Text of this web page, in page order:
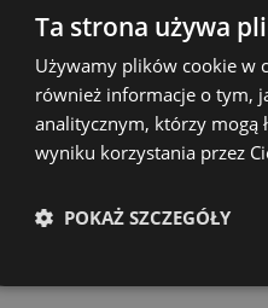
400 mm
muru,
młoty
Wiertła
Ta strona używa
Używamy plików cookie w
również informacje o tym,
analitycznym, którzy mogą
wyniku korzystania przez
POKAŻ SZCZEGÓŁY